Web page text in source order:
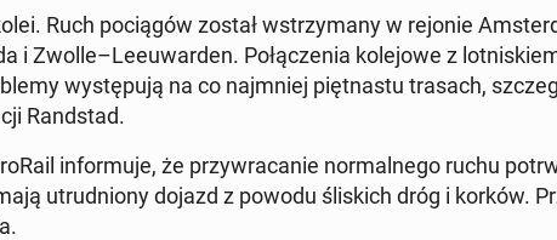
Ruch po­cią­gów został wstrzy­ma­ny w rejonie
i Zwolle–Le­eu­war­den. Po­łą­cze­nia ko­le­jo­we z
wy­stę­pu­ją na co naj­mniej pięt­na­stu trasach,
Rand­stad.
in­for­mu­je, że przy­wra­ca­nie nor­mal­ne­go ruchu
utrud­nio­ny dojazd z powodu śli­skich dróg i korków.